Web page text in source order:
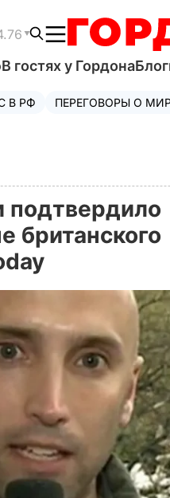
В гостях у Гордона
В РФ ПЕРЕГОВОРЫ О
британского